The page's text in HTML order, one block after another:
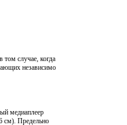
том случае, когда
независимо
медиаплеер
см). Предельно